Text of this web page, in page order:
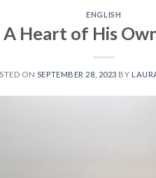
ENGLISH
Heart of His
ON SEPTEMBER 28, 2023 BY